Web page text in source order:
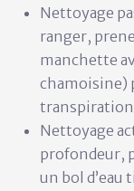
Nettoyage
ranger,
manchette
chamoisine)
transpiration
Nettoyage
profondeur,
un bol d’eau